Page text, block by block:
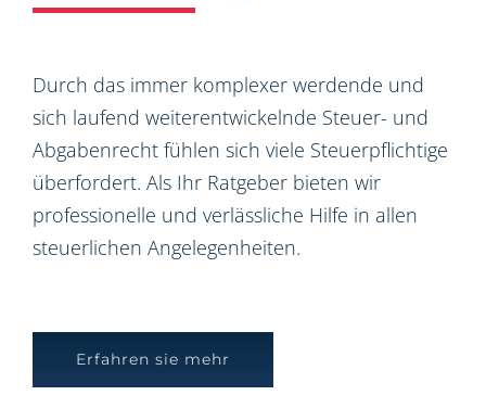
Durch das immer komplexer werdende und
sich laufend weiterentwickelnde Steuer- und
Abgabenrecht fühlen sich viele Steuerpflichtige
überfordert. Als Ihr Ratgeber bieten wir
professionelle und verlässliche Hilfe in allen
steuerlichen Angelegenheiten.
Erfahren sie mehr